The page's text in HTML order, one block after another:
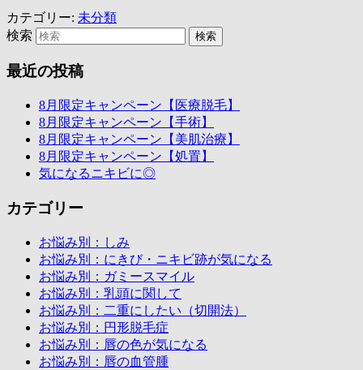
カテゴリー: 未分類
検索
最近の投稿
8月限定キャンペーン【医療脱毛】
8月限定キャンペーン【手術】
8月限定キャンペーン【美肌治療】
8月限定キャンペーン【処置】
気になるニキビに◎
カテゴリー
お悩み別：しみ
お悩み別：にきび・ニキビ跡が気になる
お悩み別：ガミースマイル
お悩み別：乳頭に関して
お悩み別：二重にしたい（切開法）
お悩み別：円形脱毛症
お悩み別：唇の色が気になる
お悩み別：唇の血管腫